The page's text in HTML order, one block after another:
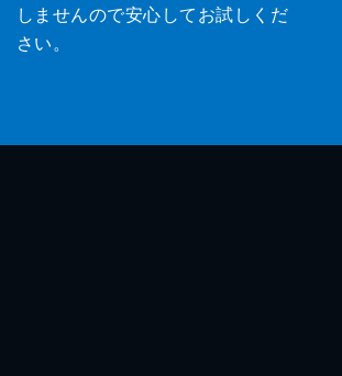
しませんので安心してお試しくだ
さい。